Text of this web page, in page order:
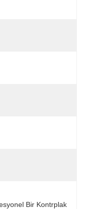
Bir Kontrplak